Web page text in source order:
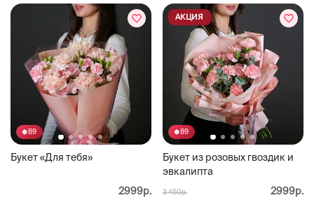
89
Букет «Для тебя»
2999р.
89
Букет из розовых гвоздик и
эвкалипта
АКЦИЯ
3 450р. 2999р.